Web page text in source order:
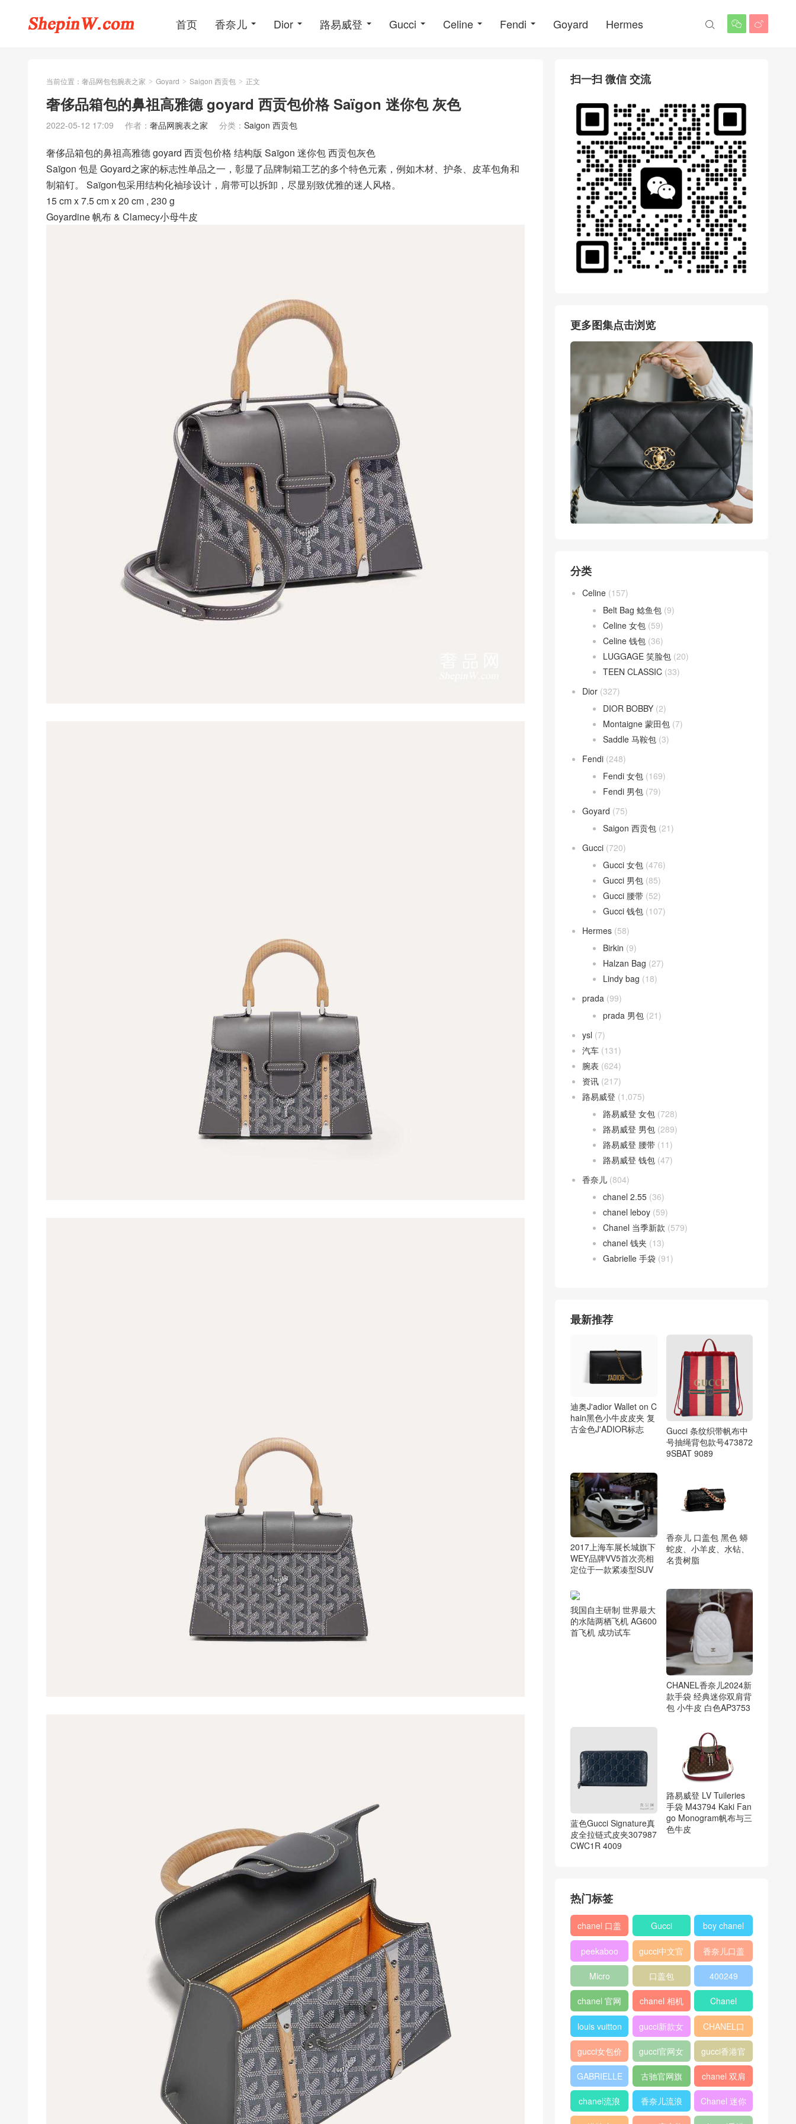
首页 香奈儿 Dior 路易威登 Gucci Celine Fendi Goyard Hermes  

当前位置： 奢品网包包腕表之家 > Goyard > Saigon 西贡包 > 正文
奢侈品箱包的鼻祖高雅德 goyard 西贡包价格 Saïgon 迷你包 灰色
2022-05-12 17:09 作者： 奢品网腕表之家 分类： Saigon 西贡包
奢侈品箱包的鼻祖高雅德 goyard 西贡包价格 结构版 Saïgon 迷你包 西贡包灰色
Saïgon 包是 Goyard之家的标志性单品之一，彰显了品牌制箱工艺的多个特色元素，例如木材、护条、皮革包角和
制箱钉。 Saïgon包采用结构化袖珍设计，肩带可以拆卸，尽显别致优雅的迷人风格。
15 cm x 7.5 cm x 20 cm , 230 g
Goyardine 帆布 & Clamecy小母牛皮
扫一扫 微信 交流
更多图集点击浏览
分类
Celine (157)
Belt Bag 鲶鱼包 (9)
Celine 女包 (59)
Celine 钱包 (36)
LUGGAGE 笑脸包 (20)
TEEN CLASSIC (33)
Dior (327)
DIOR BOBBY (2)
Montaigne 蒙田包 (7)
Saddle 马鞍包 (3)
Fendi (248)
Fendi 女包 (169)
Fendi 男包 (79)
Goyard (75)
Saigon 西贡包 (21)
Gucci (720)
Gucci 女包 (476)
Gucci 男包 (85)
Gucci 腰带 (52)
Gucci 钱包 (107)
Hermes (58)
Birkin (9)
Halzan Bag (27)
Lindy bag (18)
prada (99)
prada 男包 (21)
ysl (7)
汽车 (131)
腕表 (624)
资讯 (217)
路易威登 (1,075)
路易威登 女包 (728)
路易威登 男包 (289)
路易威登 腰带 (11)
路易威登 钱包 (47)
香奈儿 (804)
chanel 2.55 (36)
chanel leboy (59)
Chanel 当季新款 (579)
chanel 钱夹 (13)
Gabrielle 手袋 (91)
最新推荐
迪奥J'adior Wallet on C
hain黑色小牛皮皮夹 复
古金色J'ADIOR标志
Gucci 条纹织带帆布中
号抽绳背包款号473872
9SBAT 9089
2017上海车展长城旗下
WEY品牌VV5首次亮相
定位于一款紧凑型SUV
香奈儿 口盖包 黑色 蟒
蛇皮、小羊皮、水钻、
名贵树脂
我国自主研制 世界最大
的水陆两栖飞机 AG600
首飞机 成功试车
CHANEL香奈儿2024新
款手袋 经典迷你双肩背
包 小牛皮 白色AP3753
蓝色Gucci Signature真
皮全拉链式皮夹307987
CWC1R 4009
路易威登 LV Tuileries
手袋 M43794 Kaki Fan
go Monogram帆布与三
色牛皮
热门标签
chanel 口盖
包
Gucci
boy chanel
口盖包
peekaboo
gucci中文官
网
香奈儿口盖
包2018
Micro
Luggage
口盖包 400249
chanel 官网
chanel 相机
包
Chanel
louis vuitton
gucci新款女
包
CHANEL口
盖包
gucci女包价
格
gucci官网女
包
gucci香港官
网
GABRIELLE
古驰官网旗
舰店
chanel 双肩
背包
chanel流浪
包价格
香奈儿流浪
包尺寸
Chanel 迷你
口盖包